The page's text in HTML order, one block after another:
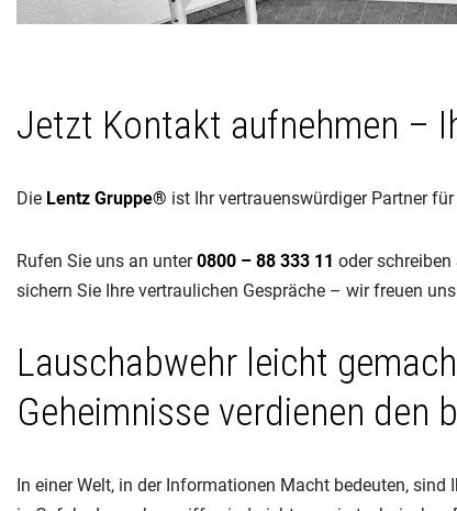
Jetzt Kontakt aufnehmen –
Die Lentz Gruppe® ist Ihr vertrauenswürdiger Partner
Rufen Sie uns an unter0800 – 88 333 11 oder schreiben
sichern Sie Ihre vertraulichen Gespräche – wir freuen
Lauschabwehr leicht
Geheimnisse verdienen den
In einer Welt, in der Informationen Macht bedeuten, sind